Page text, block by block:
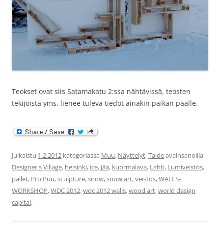
Teokset ovat siis Satamakatu 2:ssa nähtävissä, teosten
tekijöistä yms. lienee tuleva tiedot ainakin paikan päälle.
Julkaistu 1.2.2012 kategoriassa Muu, Näyttelyt,Taideavainsanoilla
Designer's Village, helsinki, ice, jää, kuormalava, Lahti, Lumiveistos,
pallet, Pro Puu,sculpture,snow,snow art,veistos,WALLS-
WORKSHOP,WDC 2012,wdc 2012 walls,wood art,world design
capital.